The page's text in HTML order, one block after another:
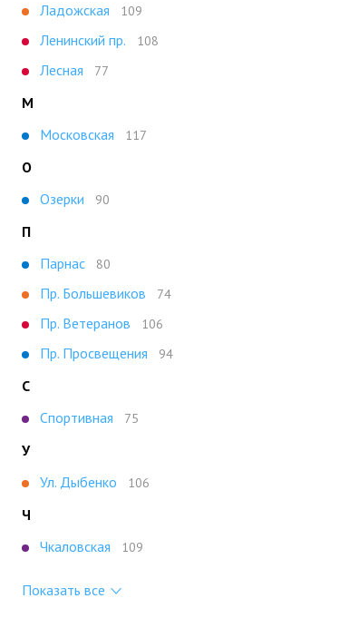
Ладожская
109
Ленинский пр. 108
Лесная 77
М
Московская
117
О
Озерки
90
П
Парнас
80
Пр. Большевиков 74
Пр. Ветеранов 106
Пр. Просвещения 94
С
Спортивная
75
У
Ул. Дыбенко
106
Ч
Чкаловская
109
Показать все